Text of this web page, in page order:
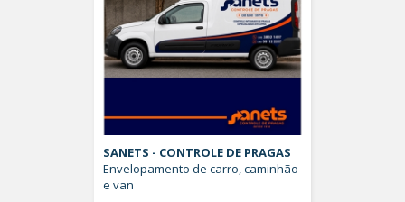
SANETS - CONTROLE DE PRAGAS
Envelopamento de carro, caminhão
e van